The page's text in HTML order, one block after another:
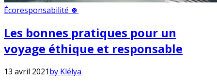
Écoresponsabilité 🍀
Les bonnes pratiques pour un
voyage éthique et responsable
13 avril 2021by Klélya